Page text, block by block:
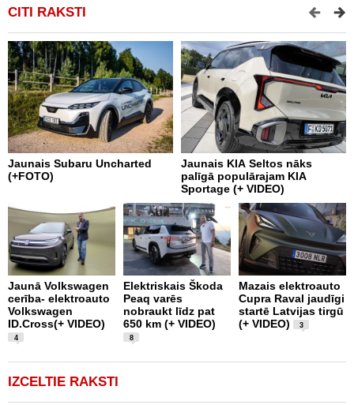
CITI RAKSTI
Jaunais Subaru Uncharted
(+FOTO)
Jaunais KIA Seltos nāks
palīgā populārajam KIA
Sportage (+ VIDEO)
Jaunā Volkswagen
cerība- elektroauto
Volkswagen
ID.Cross(+ VIDEO)
4
Elektriskais Škoda
Peaq varēs
nobraukt līdz pat
650 km (+ VIDEO)
8
Mazais elektroauto
Cupra Raval jaudīgi
startē Latvijas tirgū
(+ VIDEO)
3
IZCELTIE RAKSTI